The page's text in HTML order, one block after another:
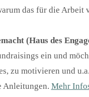
das für die Arbeit
(Haus des
ein und
zu motivieren und
Anleitungen. Mehr